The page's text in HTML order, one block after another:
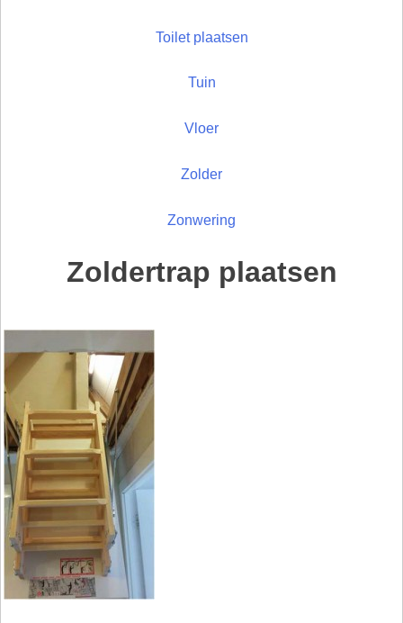
Toilet plaatsen
Tuin
Vloer
Zolder
Zonwering
Zoldertrap plaatsen